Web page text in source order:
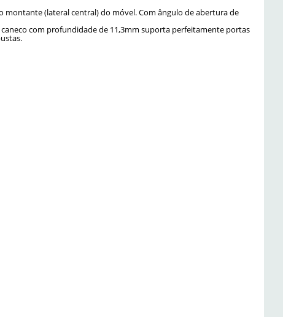
(lateral central) do móvel. Com ângulo de abertura de
com profundidade de 11,3mm suporta perfeitamente portas